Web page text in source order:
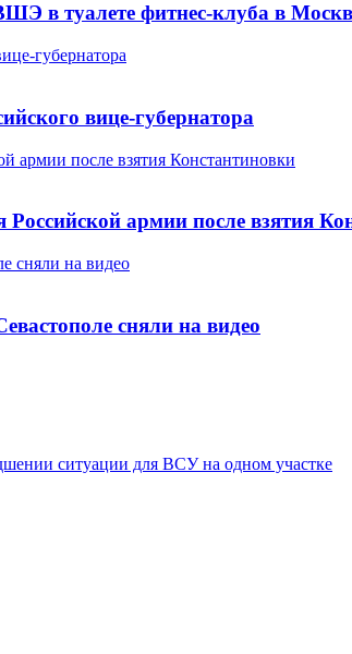
в туалете фитнес-клуба в
губернатора
вице-губернатора
армии после взятия Константиновки
армии после взятия
сняли на видео
сняли на видео
ситуации для ВСУ на одном участке